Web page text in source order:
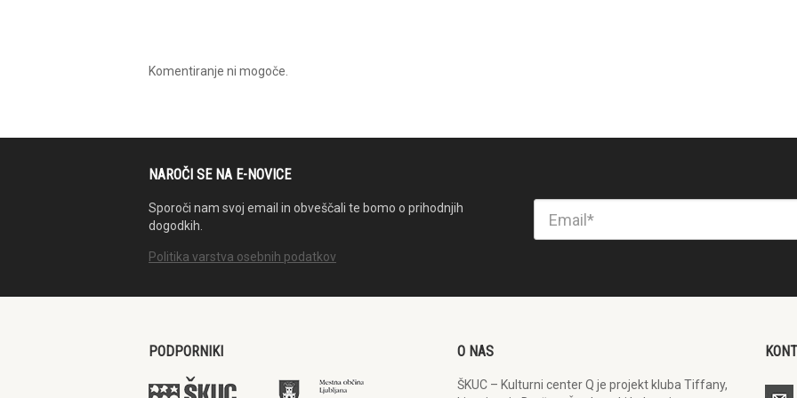
Komentiranje ni mogoče.
NAROČI SE NA E-NOVICE
Sporoči nam svoj email in obveščali te bomo o prihodnjih
dogodkih.
Politika varstva osebnih podatkov
PODPORNIKI O NAS
ŠKUC – Kulturni center Q je projekt kluba Tiffany,